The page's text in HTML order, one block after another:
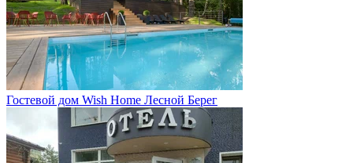
Гостевой дом Wish Home Лесной Берег